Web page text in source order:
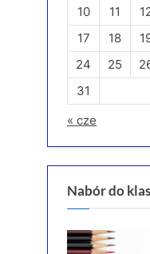
10 11
17
18
24
25
31
« cze
Nabór do